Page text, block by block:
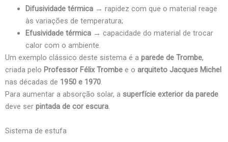
Difusividade térmica → rapidez com que o material reage
às variações de temperatura;
Efusividade térmica → capacidade do material de trocar
calor com o ambiente.
Um exemplo clássico deste sistema é a parede de Trombe,
criada pelo Professor Félix Trombe e o arquiteto Jacques Michel
nas décadas de 1950 e 1970.
Para aumentar a absorção solar, a superfície exterior da parede
deve ser pintada de cor escura.
Sistema de estufa